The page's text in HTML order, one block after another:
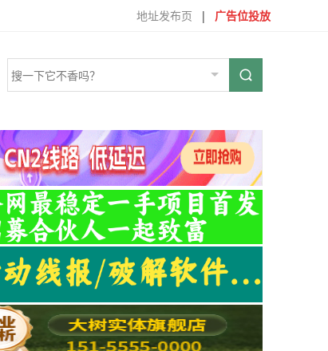
广告位投放
|
地址发布页